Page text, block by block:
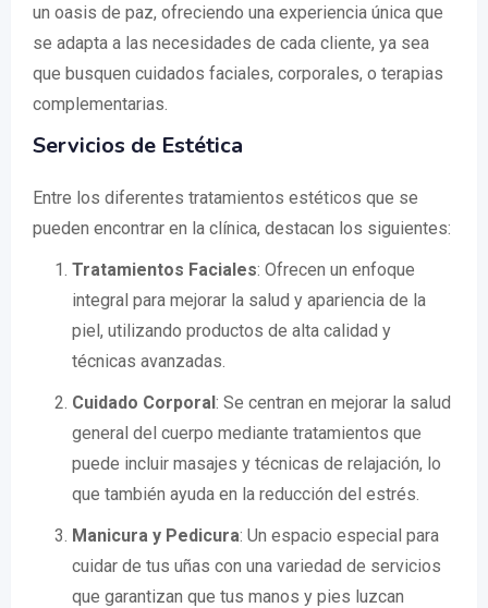
un oasis de paz, ofreciendo una experiencia única que
se adapta a las necesidades de cada cliente, ya sea
que busquen cuidados faciales, corporales, o terapias
complementarias.
Servicios de Estética
Entre los diferentes tratamientos estéticos que se
pueden encontrar en la clínica, destacan los siguientes:
Tratamientos Faciales: Ofrecen un enfoque
integral para mejorar la salud y apariencia de la
piel, utilizando productos de alta calidad y
técnicas avanzadas.
Cuidado Corporal: Se centran en mejorar la salud
general del cuerpo mediante tratamientos que
puede incluir masajes y técnicas de relajación, lo
que también ayuda en la reducción del estrés.
Manicura y Pedicura: Un espacio especial para
cuidar de tus uñas con una variedad de servicios
que garantizan que tus manos y pies luzcan